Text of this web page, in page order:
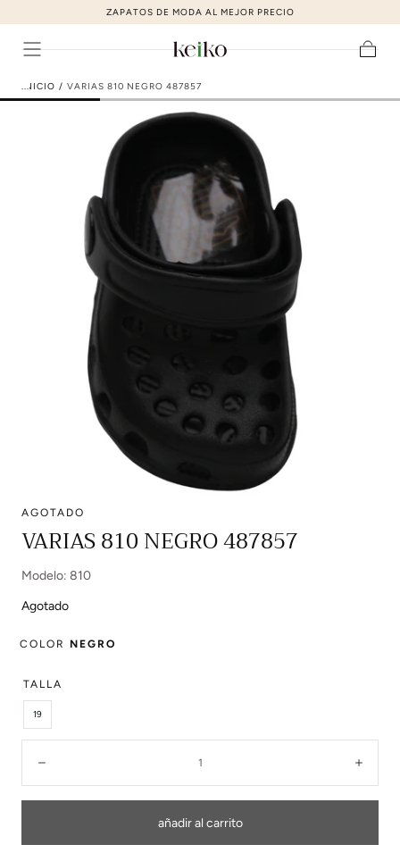
ir al contenido
ZAPATOS DE MODA AL MEJOR PRECIO
multimedia
en
modal
INICIO / VARIAS 810 NEGRO 487857
AGOTADO
VARIAS 810 NEGRO 487857
Modelo: 810
Agotado
COLOR NEGRO
TALLA
19
añadir al carrito